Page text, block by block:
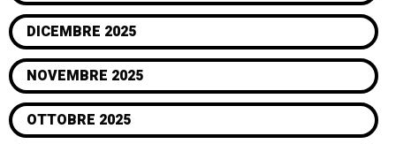
DICEMBRE 2025
NOVEMBRE 2025
OTTOBRE 2025